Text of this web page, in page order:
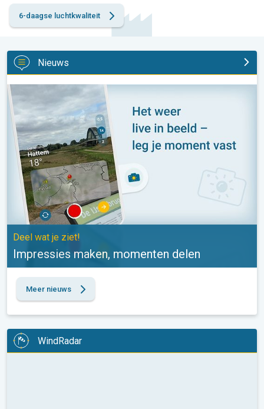
6-daagse luchtkwaliteit
Nieuws
Impressies maken, momenten delen. Deel wat je ziet!. . .
Deel wat je ziet!
Impressies maken, momenten delen
Meer nieuws
WindRadar